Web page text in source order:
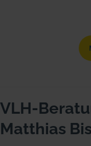
VLH-
Matthias